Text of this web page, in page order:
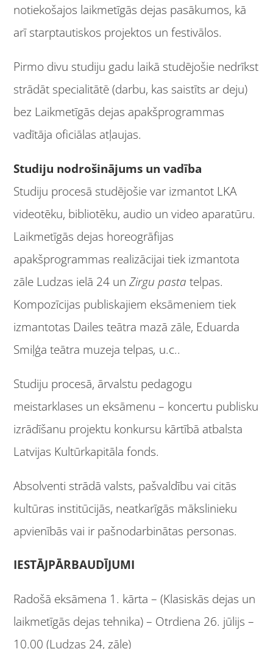
notiekošajos laikmetīgās dejas pasākumos, kā
arī starptautiskos projektos un festivālos.
Pirmo divu studiju gadu laikā studējošie nedrīkst
strādāt specialitātē (darbu, kas saistīts ar deju)
bez Laikmetīgās dejas apakšprogrammas
vadītāja oficiālas atļaujas.
Studiju nodrošinājums un vadība
Studiju procesā studējošie var izmantot LKA
videotēku, bibliotēku, audio un video aparatūru.
Laikmetīgās dejas horeogrāfijas
apakšprogrammas realizācijai tiek izmantota
zāle Ludzas ielā 24 un Zirgu pastatelpas.
Kompozīcijas publiskajiem eksāmeniem tiek
izmantotas Dailes teātra mazā zāle, Eduarda
Smiļģa teātra muzeja telpas, u.c..
Studiju procesā, ārvalstu pedagogu
meistarklases un eksāmenu – koncertu publisku
izrādīšanu projektu konkursu kārtībā atbalsta
Latvijas Kultūrkapitāla fonds.
Absolventi strādā valsts, pašvaldību vai citās
kultūras institūcijās, neatkarīgās mākslinieku
apvienībās vai ir pašnodarbinātas personas.
IESTĀJPĀRBAUDĪJUMI
Radošā eksāmena 1. kārta – (Klasiskās dejas un
laikmetīgās dejas tehnika) – Otrdiena 26. jūlijs –
10.00 (Ludzas 24, zāle)